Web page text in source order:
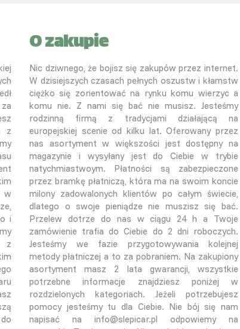
z
w
i
z
O zakupie
Nic dziwnego, że bojisz się zakupów przez internet.
W dzisiejszych czasach pełnych oszustw i kłamstw
ciężko się zorientować na rynku komu wierzyc a
komu nie. Z nami się bać nie musisz. Jesteśmy
rodzinną firmą z tradycjami działającą na
europejskiej scenie od kilku lat. Oferowany przez
nas asortyment w większości jest dostępny na
magazynie i wysyłany jest do Ciebie w trybie
natychmiastwoym. Płatności są zabezpieczone
przez bramkę płatniczą, która ma na swoim koncie
milony zadowalonych klientów po całym świecie,
dlatego o swoje pieniądze nie muszisz się bać.
Przelew dotrze do nas w ciągu 24 h a Twoje
zamówienie trafia do Ciebie do 2 dni roboczych.
Jesteśmy we fazie przygotowywania kolejnej
metody płatniczej a to za pobraniem. Na zakupiony
asortyment masz 2 lata gwarancji, wszystkie
potrzebne informacje znajdziesz poniżej w
rozdzielonych kategoriach. Jeżeli potrzebujesz
pomocy jesteśmy tu dla Ciebie. Nie bój się nam
napisać na info@slepicar.pl odpowiemy na